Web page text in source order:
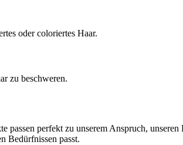
oder coloriertes Haar.
zu beschweren.
passen perfekt zu unserem Anspruch,
Bedürfnissen passt.